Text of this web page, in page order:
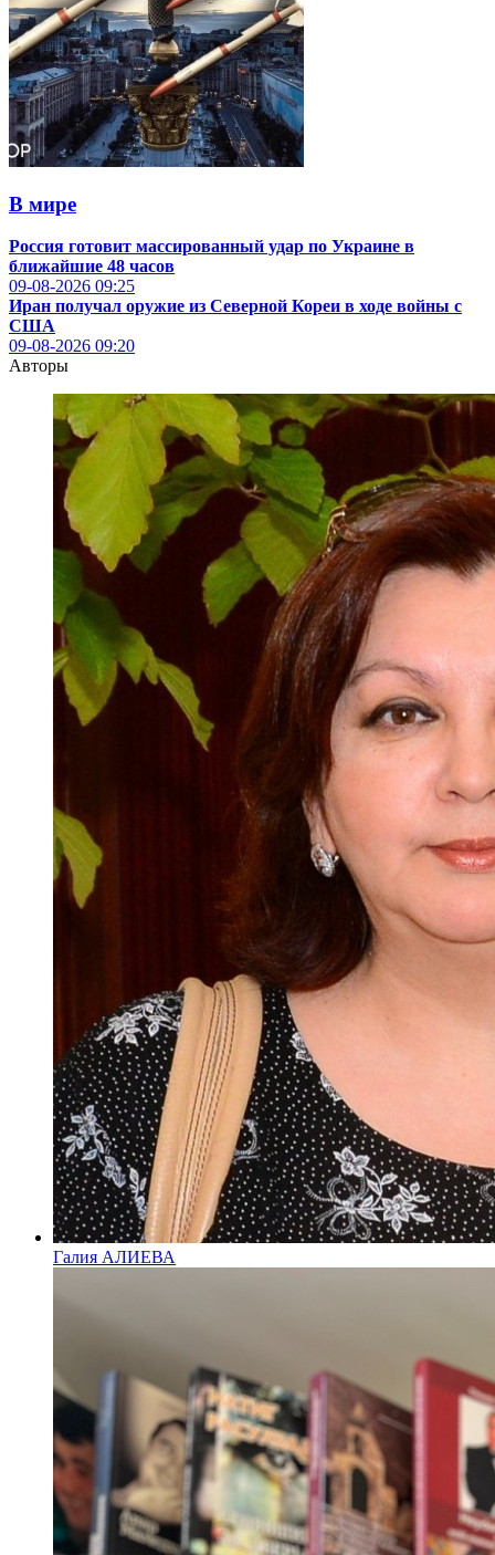
В мире
Россия готовит массированный удар по Украине в
ближайшие 48 часов
09-08-2026 09:25
Иран получал оружие из Северной Кореи в ходе войны с
США
09-08-2026 09:20
Авторы
Галия АЛИЕВА